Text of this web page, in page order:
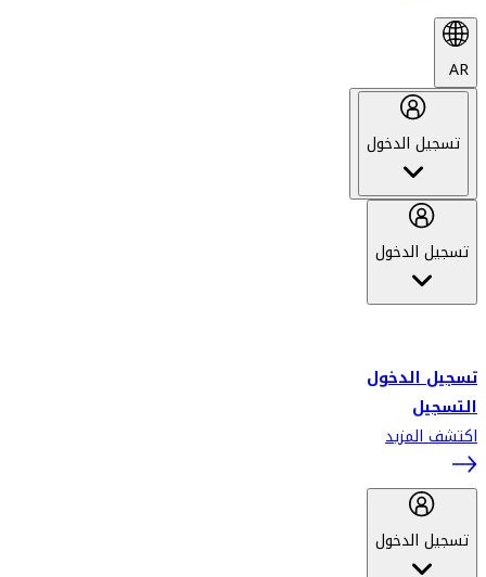
AR
تسجيل الدخول
تسجيل الدخول
تسجيل الدخول
التسجيل
اكتشف المزيد
تسجيل الدخول